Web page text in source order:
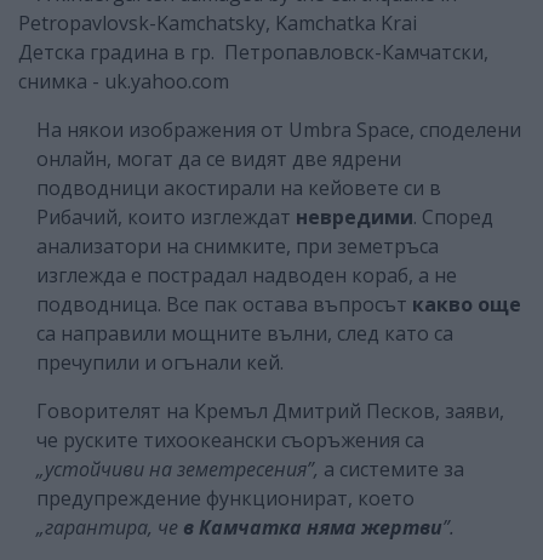
Детска градина в гр. Петропавловск-Камчатски,
снимка - uk.yahoo.com
На някои изображения от Umbra Space, споделени
онлайн, могат да се видят две ядрени
подводници акостирали на кейовете си в
Рибачий, които изглеждат невредими. Според
анализатори на снимките, при земетръса
изглежда е пострадал надводен кораб, а не
подводница. Все пак остава въпросът какво още
са направили мощните вълни, след като са
пречупили и огънали кей.
Говорителят на Кремъл Дмитрий Песков, заяви,
че руските тихоокеански съоръжения са
„устойчиви на земетресения”, а системите за
предупреждение функционират, което
„гарантира, че в Камчатка няма жертви”.